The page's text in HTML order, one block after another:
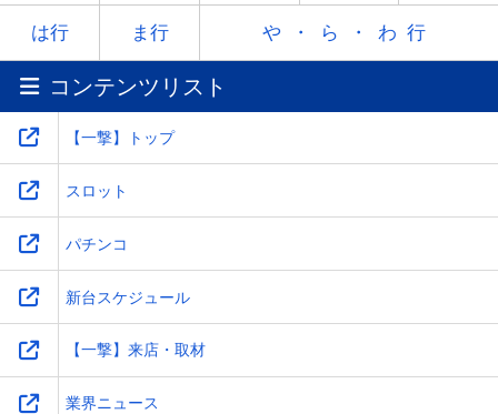
ラ リ レ
ワ -
は行 ま行 や・ら・わ行
コンテンツリスト
【一撃】トップ
スロット
パチンコ
新台スケジュール
【一撃】来店・取材
業界ニュース